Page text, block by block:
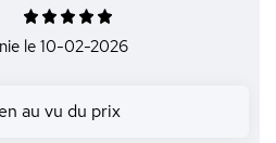
le 10-02-2026
au vu du prix